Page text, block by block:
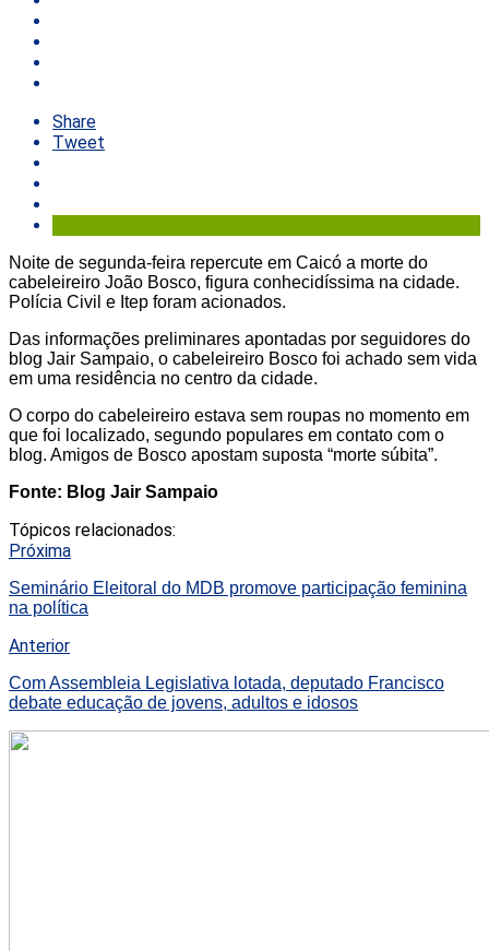
Share
Tweet
Noite de segunda-feira repercute em Caicó a morte do
cabeleireiro João Bosco, figura conhecidíssima na cidade.
Polícia Civil e Itep foram acionados.
Das informações preliminares apontadas por seguidores do
blog Jair Sampaio, o cabeleireiro Bosco foi achado sem vida
em uma residência no centro da cidade.
O corpo do cabeleireiro estava sem roupas no momento em
que foi localizado, segundo populares em contato com o
blog. Amigos de Bosco apostam suposta “morte súbita”.
Fonte: Blog Jair Sampaio
Tópicos relacionados:
Próxima
Seminário Eleitoral do MDB promove participação feminina
na política
Anterior
Com Assembleia Legislativa lotada, deputado Francisco
debate educação de jovens, adultos e idosos